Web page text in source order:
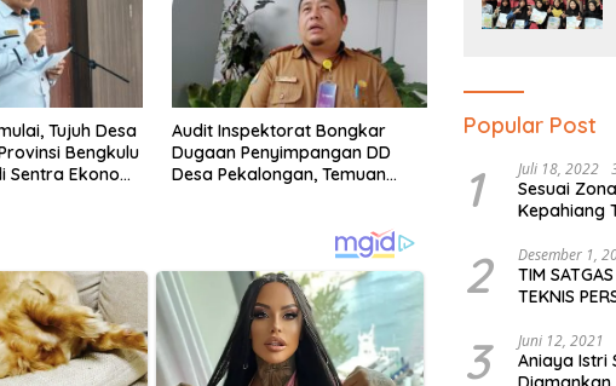
Tujuh Desa
Bengkulu
Ekonomi
Audit Inspektorat Bongkar
Dugaan Penyimpangan DD
Desa Pekalongan, Temuan
Popular Post
1 Juli 18, 2022
Sesuai
Kepahiang
2 Desember 1,
TIM
TEKNIS
3 Juni 12, 2021
Aniaya Istri